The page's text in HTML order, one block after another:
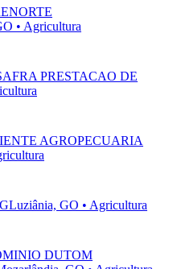
• Agricultura
PRESTACAO DE
AGROPECUARIA
Luziânia, GO • Agricultura
DUTOM